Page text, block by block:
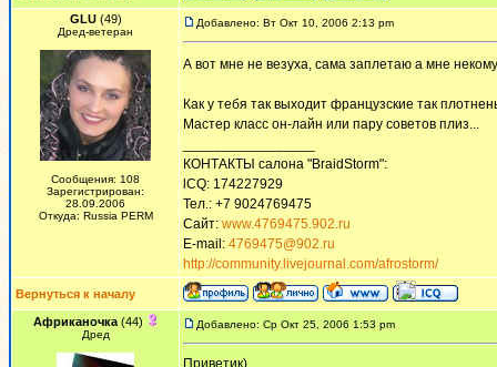
GLU(49)
Дред-ветеран
Сообщения: 108
Зарегистрирован:
28.09.2006
Откуда: Russia PERM
Добавлено: Вт Окт 10, 2006 2:13 pm
А вот мне не везуха, сама заплетаю а мне
Как у тебя так выходит французские так
Мастер класс он-лайн или пару советов плиз...
КОНТАКТЫ салона "BraidStorm":
lCQ: 174227929
Тел.: +7 9024769475
Сайт: www.4769475.902.ru
E-mail: 4769475@902.ru
http://community.livejournal.com/afrostorm/
Вернуться к началу
Африканочка(44)
Дред
Добавлено: Ср Окт 25, 2006 1:53 pm
Приветик)